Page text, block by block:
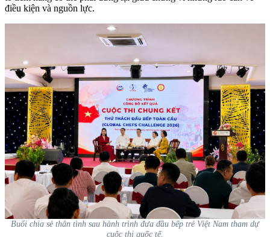
điều kiện và nguồn lực.
Buổi chia sẻ thân tình sau hành trình đưa đầu bếp trẻ Việt Nam tham dự
cuộc thi quốc tế.